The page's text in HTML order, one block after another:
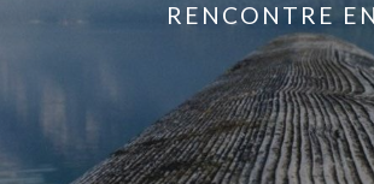
RENCONTRE